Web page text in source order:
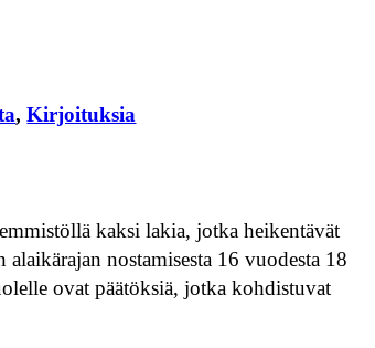
, Kirjoituksia
kaksi lakia, jotka heikentävät
nostamisesta 16 vuodesta 18
ovat päätöksiä, jotka kohdistuvat